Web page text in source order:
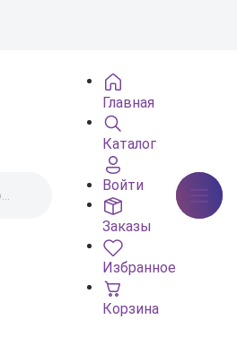
Главная
Каталог
Войти
Заказы
Избранное
Корзина